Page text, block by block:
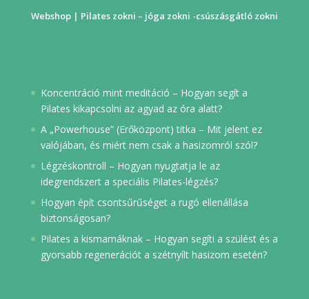
Webshop | Pilates zokni – jóga zokni -csúszásgátló zokni
Koncentráció mint meditáció – Hogyan segít a
Pilates kikapcsolni az agyad az óra alatt?
A „Powerhouse” (Erőközpont) titka – Mit jelent ez
valójában, és miért nem csak a hasizomról szól?
Légzéskontroll – Hogyan nyugtatja le az
idegrendszert a speciális Pilates-légzés?
Hogyan épít csontsűrűséget a rugó ellenállása
biztonságosan?
Pilates a kismamáknak – Hogyan segíti a szülést és a
gyorsabb regenerációt a szétnyílt hasizom esetén?